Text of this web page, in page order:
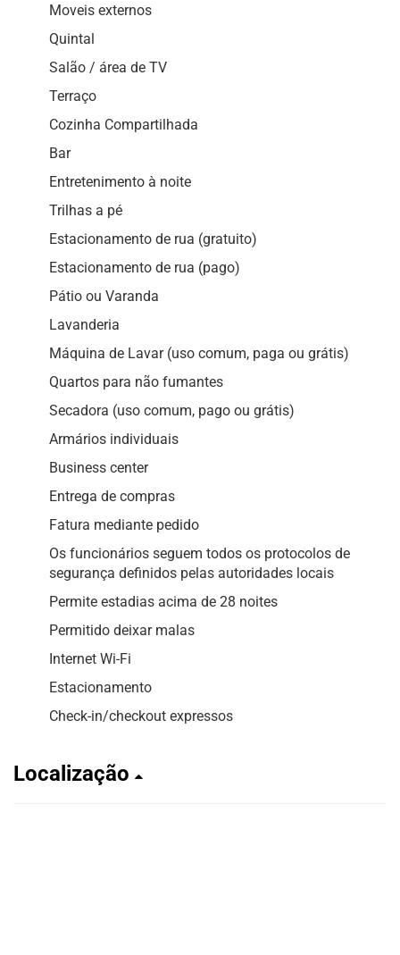
Moveis externos
Quintal
Salão / área de TV
Terraço
Cozinha Compartilhada
Bar
Entretenimento à noite
Trilhas a pé
Estacionamento de rua (gratuito)
Estacionamento de rua (pago)
Pátio ou Varanda
Lavanderia
Máquina de Lavar (uso comum, paga ou grátis)
Quartos para não fumantes
Secadora (uso comum, pago ou grátis)
Armários individuais
Business center
Entrega de compras
Fatura mediante pedido
Os funcionários seguem todos os protocolos de
segurança definidos pelas autoridades locais
Permite estadias acima de 28 noites
Permitido deixar malas
Internet Wi-Fi
Estacionamento
Check-in/checkout expressos
Localização